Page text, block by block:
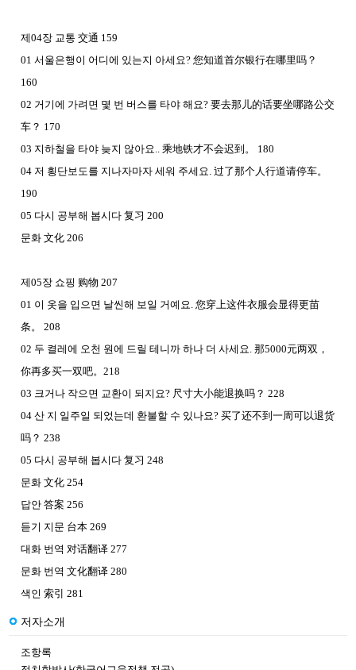
제04장 교통 交通 159
01 서울은행이 어디에 있는지 아세요? 您知道首尔银行在哪里吗 ？
160
02 거기에 가려면 몇 번 버스를 타야 해요? 要去那儿的话要坐哪路公交
车 ？ 170
03 지하철을 타야 늦지 않아요.. 乘地铁才不会迟到 。
180
04 저 횡단보도를 지나자마자 세워 주세요. 过了那个人行道请停车。
190
05 다시 공부해 봅시다 复习 200
문화 文化 206
제05장 쇼핑 购物 207
01 이 옷을 입으면 날씬해 보일 거예요. 您穿上这件衣服会显得更苗
条。
208
02 두 켤레에 오천 원에 드릴 테니까 하나 더 사세요. 那5000元两双 ，
你再多买一双吧。 218
03 크거나 작으면 교환이 되지요? 尺寸大小能退换吗 ？ 228
04 산 지 일주일 되었는데 환불할 수 있나요? 买了还不到一周可以退货
吗 ？ 238
05 다시 공부해 봅시다 复习 248
문화 文化 254
답안 答案 256
듣기 지문 台本 269
대화 번역 对话翻译 277
문화 번역 文化翻译 280
색인 索引 281
저자소개
조항록